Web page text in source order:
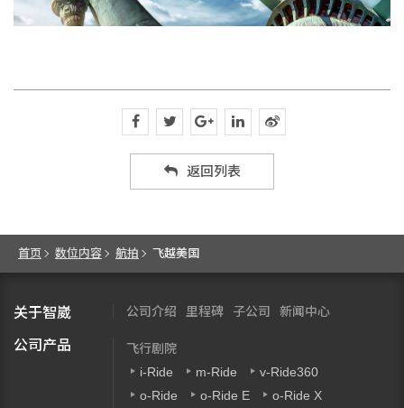
返回列表
首页 数位内容 航拍 飞越美国
关于智崴 公司介绍 里程碑 子公司 新闻中心
公司产品
飞行剧院
i-Ride
m-Ride
v-Ride360
o-Ride
o-Ride E o-Ride X